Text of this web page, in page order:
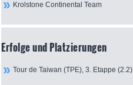
Krolstone Continental Team
Erfolge und Platzierungen
Tour de Taiwan (TPE), 3. Etappe (2.2)